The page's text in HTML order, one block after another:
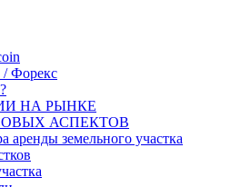
/ Форекс
НА РЫНКЕ
АСПЕКТОВ
аренды земельного участка